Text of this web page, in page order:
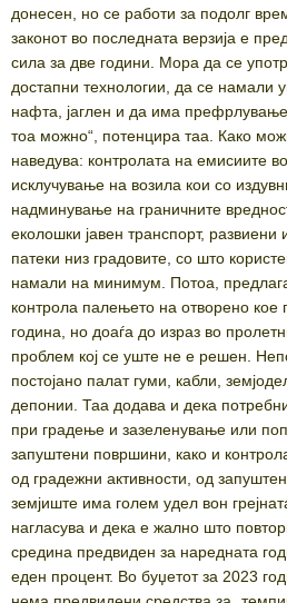
донесен, но се работи за подолг
законот во последната верзија е
сила за две години. Мора да се
достапни технологии, да се намали
нафта, јаглен и да има
тоа можно“, потенцира таа. Како
наведува: контролата на емисиите
исклучување на возила кои со
надминување на граничните
еколошки јавен транспорт, развиени
патеки низ градовите, со што
намали на минимум. Потоа,
контрола палењето на отворено кое
година, но доаѓа до израз во
проблем кој се уште не е решен.
постојано палат гуми, кабли,
депонии. Таа додава и дека
при градење и зазеленување или
запуштени површини, како и
од градежни активности, од
земјиште има голем удел вон
нагласува и дека е жално што
средина предвиден за наредната
еден процент. Во буџетот за 2023